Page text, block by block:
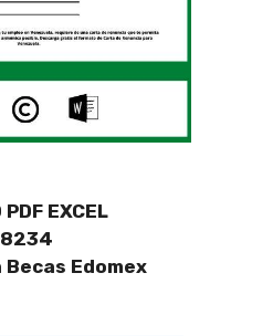
PDF EXCEL
8234
Edomex